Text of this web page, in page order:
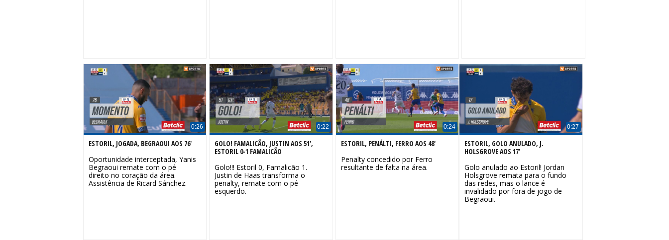
0:26
ESTORIL, JOGADA, BEGRAOUI AOS 76'
Oportunidade interceptada, Yanis
Begraoui remate com o pé
direito no coração da área.
Assistência de Ricard Sánchez.
0:22
GOLO! FAMALICÃO, JUSTIN AOS 51',
ESTORIL 0-1 FAMALICÃO
Golo!!! Estoril 0, Famalicão 1.
Justin de Haas transforma o
penalty, remate com o pé
esquerdo.
0:24
ESTORIL, PENÁLTI, FERRO AOS 48'
Penalty concedido por Ferro
resultante de falta na área.
0:27
ESTORIL, GOLO ANULADO, J.
HOLSGROVE AOS 17'
Golo anulado ao Estoril! Jordan
Holsgrove remata para o fundo
das redes, mas o lance é
invalidado por fora de jogo de
Begraoui.